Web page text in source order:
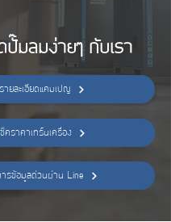
ปั๊มลมง่ายๆ กับเรา
รายละเอียดแคมเปญ
ช็คราคาเทิร์นเครื่อง
รข้อมูลด่วนผ่าน Line